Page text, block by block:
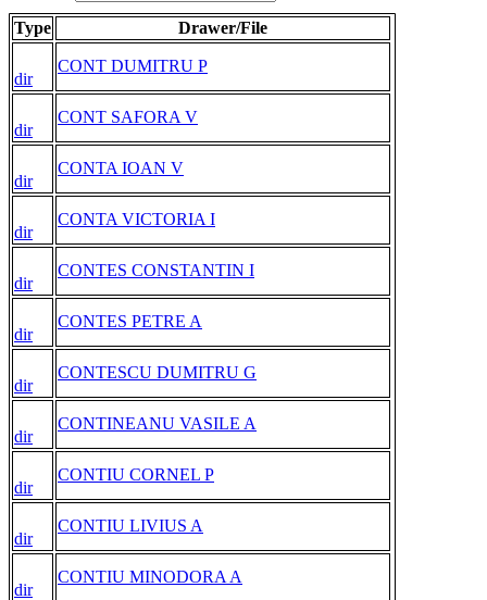
Type Drawer/File
dir
CONT DUMITRU P
dir
CONT SAFORA V
dir
CONTA IOAN V
dir
CONTA VICTORIA I
dir
CONTES CONSTANTIN I
dir
CONTES PETRE A
dir
CONTESCU DUMITRU G
dir
CONTINEANU VASILE A
dir
CONTIU CORNEL P
dir
CONTIU LIVIUS A
dir
CONTIU MINODORA A